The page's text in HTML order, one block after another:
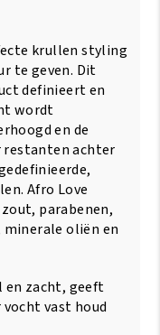
krullen styling
te geven. Dit
definieert en
wordt
en de
achter
Afro Love
parabenen,
oliën en
en zacht, geeft
vast houd